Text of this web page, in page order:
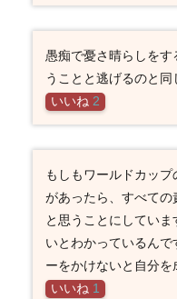
愚痴で憂さ晴らしを
うことと逃げるのと同
いいね 2
もしもワールドカッ
があったら、すべて
と思うことにしてい
いとわかっているん
ーをかけないと自分
いいね 1